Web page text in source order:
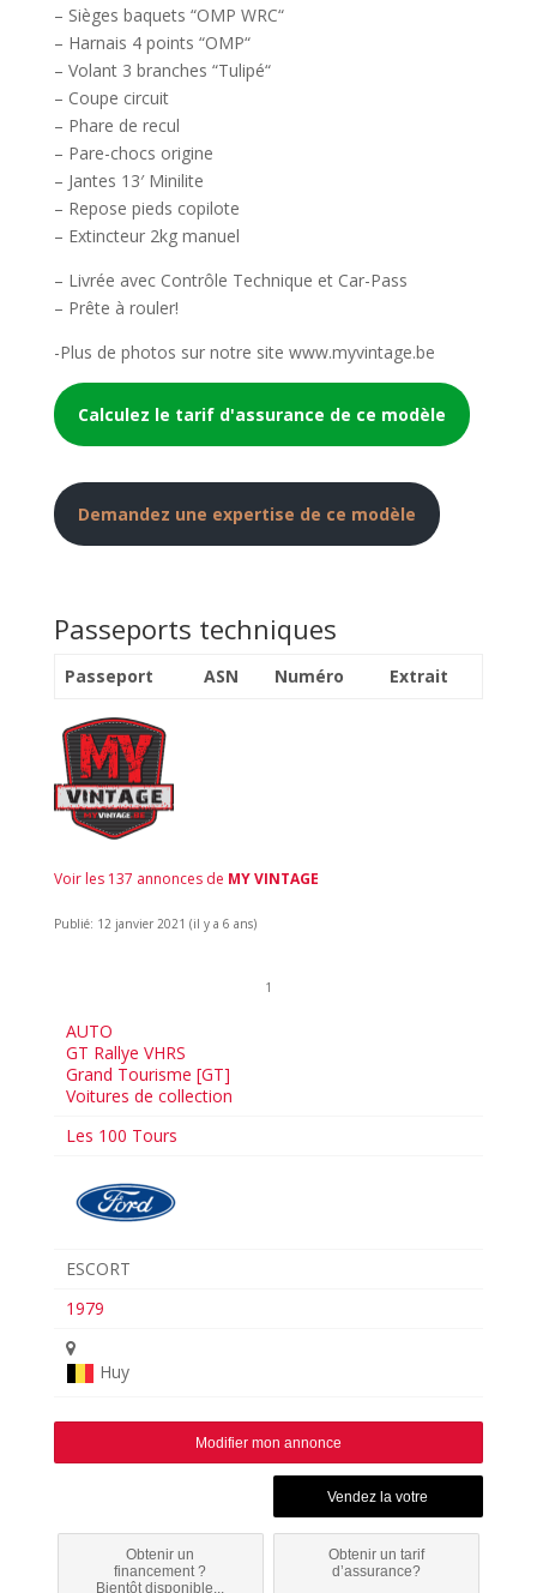
– Sièges baquets “OMP WRC“
– Harnais 4 points “OMP“
– Volant 3 branches “Tulipé“
– Coupe circuit
– Phare de recul
– Pare-chocs origine
– Jantes 13′ Minilite
– Repose pieds copilote
– Extincteur 2kg manuel
– Livrée avec Contrôle Technique et Car-Pass
– Prête à rouler!
-Plus de photos sur notre site www.myvintage.be
Calculez le tarif d'assurance de ce modèle
Demandez une expertise de ce modèle
Passeports techniques
Passeport ASN Numéro Extrait
Voir les 137 annonces de MY VINTAGE
Publié: 12 janvier 2021 (il y a 6 ans)
1
AUTO
GT Rallye VHRS
Grand Tourisme [GT]
Voitures de collection
Les 100 Tours
ESCORT
1979
Huy
Modifier mon annonce
Obtenir un
financement ?
Bientôt disponible...
Obtenir un tarif
d’assurance?